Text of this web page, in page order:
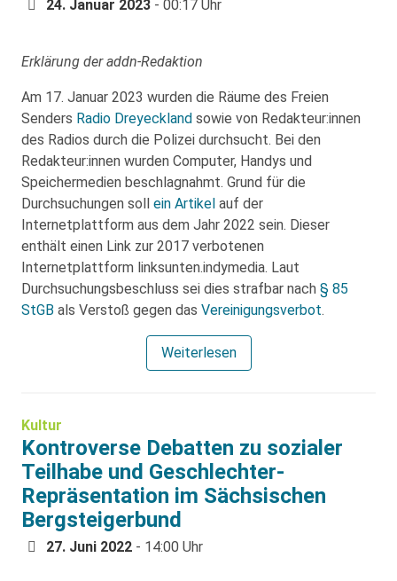
24. Januar 2023 - 00:17 Uhr
Erklärung der addn-Redaktion
Am 17. Januar 2023 wurden die Räume des Freien
Senders Radio Dreyeckland sowie von Redakteur:innen
des Radios durch die Polizei durchsucht. Bei den
Redakteur:innen wurden Computer, Handys und
Speichermedien beschlagnahmt. Grund für die
Durchsuchungen soll ein Artikel auf der
Internetplattform aus dem Jahr 2022 sein. Dieser
enthält einen Link zur 2017 verbotenen
Internetplattform linksunten.indymedia. Laut
Durchsuchungsbeschluss sei dies strafbar nach § 85
StGB als Verstoß gegen das Vereinigungsverbot.
Weiterlesen
Kultur
Kontroverse Debatten zu sozialer
Teilhabe und Geschlechter-
Repräsentation im Sächsischen
Bergsteigerbund
27. Juni 2022 - 14:00 Uhr